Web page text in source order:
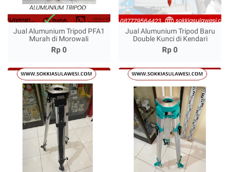
Jual Alumunium Tripod PFA1
Murah di Morowali
Rp 0
Jual Alumunium Tripod Baru
Double Kunci di Kendari
Rp 0